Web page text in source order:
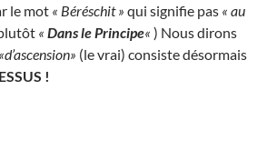
le mot « Béréschit » qui signifie pas « au
« Dans le Principe« ) Nous dirons
«d’ascension» (le vrai) consiste désormais
!